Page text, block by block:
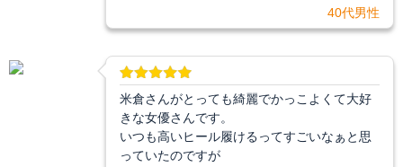
40代男性
米倉さんがとっても綺麗でかっこよくて大好
きな女優さんです。
いつも高いヒール履けるってすごいなぁと思
っていたのですが